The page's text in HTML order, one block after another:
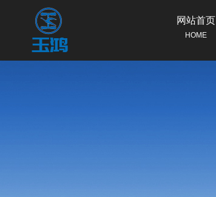
网站首页
HOME